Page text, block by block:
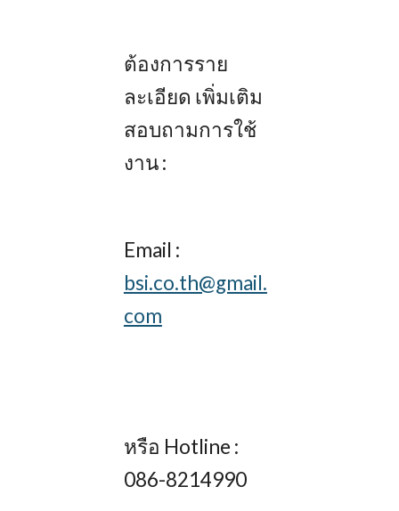
ต้องการราย
ละเอียด เพิ่มเติม
สอบถามการใช้
งาน :
Email :
bsi.co.th@gmail.
com
หรือ Hotline :
086-8214990